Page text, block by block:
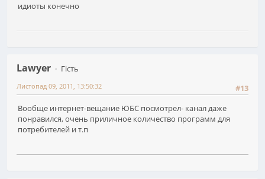
идиоты конечно
Lawyer
Гість
#13
Листопад 09, 2011, 13:50:32
Вообще интернет-вещание ЮБС посмотрел- канал даже
понравился, очень приличное количество программ для
потребителей и т.п